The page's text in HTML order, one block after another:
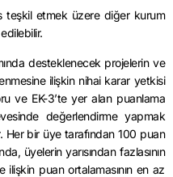
teşkil etmek üzere diğer kurum
desteklenecek projelerin ve
ilişkin nihai karar yetkisi
ve EK-3’te yer alan puanlama
değerlendirme yapmak
Her bir üye tarafından 100 puan
üyelerin yarısından fazlasının
puan ortalamasının en az